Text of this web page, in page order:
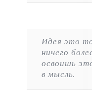
Идея это
ничего
освоишь
в мысль.